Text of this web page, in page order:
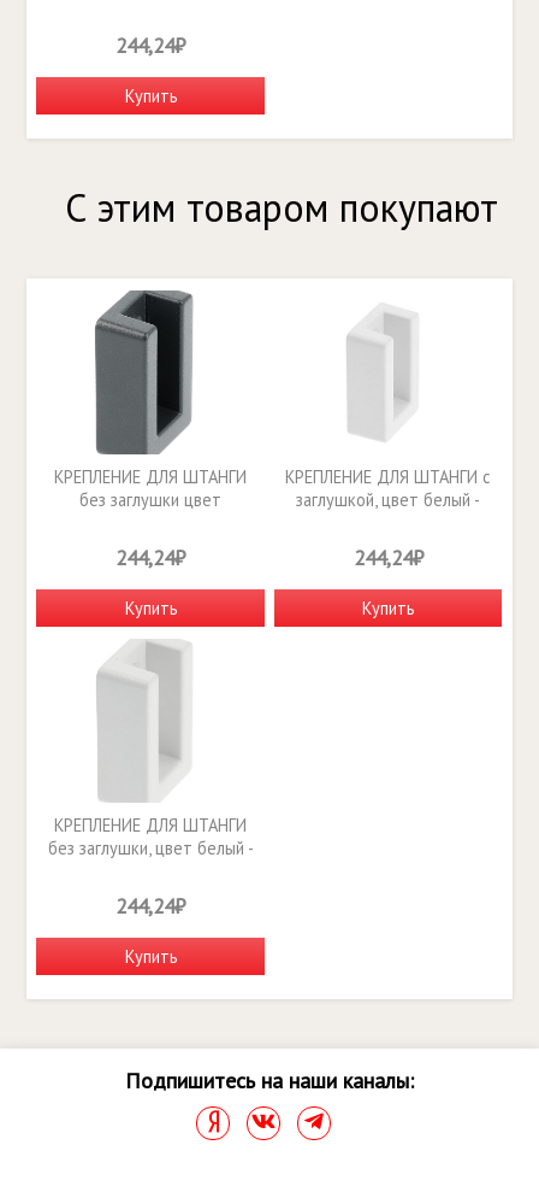
RDRP-60
244,24₽
Купить
С этим товаром покупают
КРЕПЛЕНИЕ ДЛЯ ШТАНГИ
без заглушки цвет
244,24₽
Купить
КРЕПЛЕНИЕ ДЛЯ ШТАНГИ с
заглушкой, цвет белый -
244,24₽
Купить
КРЕПЛЕНИЕ ДЛЯ ШТАНГИ
без заглушки, цвет белый -
244,24₽
Купить
Подпишитесь на наши каналы: